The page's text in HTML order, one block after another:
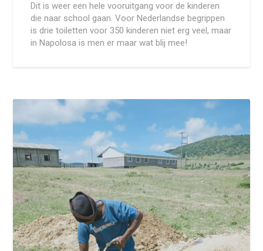
Dit is weer een hele vooruitgang voor de kinderen
die naar school gaan. Voor Nederlandse begrippen
is drie toiletten voor 350 kinderen niet erg veel, maar
in Napolosa is men er maar wat blij mee!